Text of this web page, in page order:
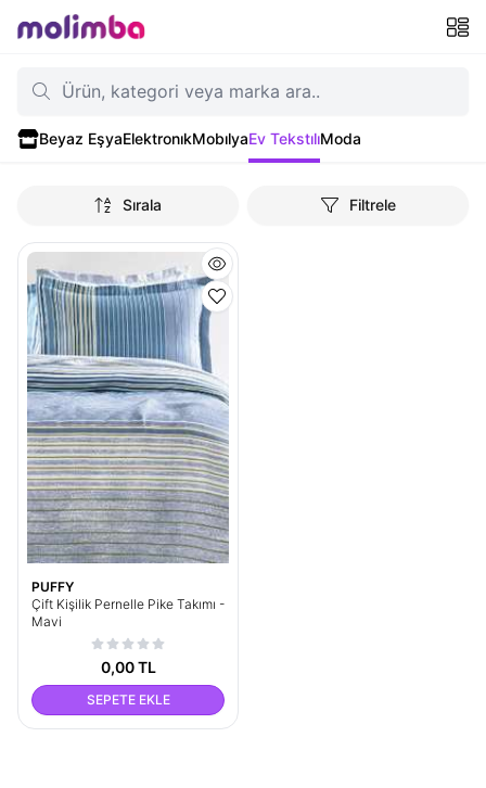
Beyaz EşyaElektronıkMobılyaEv TekstılıModa
Sırala Filtrele
PUFFY
Çift Kişilik Pernelle Pike Takımı -
Mavi
0,00 TL
SEPETE EKLE